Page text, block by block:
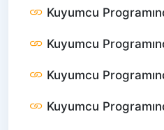
Kuyumcu
Kuyumcu
Kuyumcu
Kuyumcu